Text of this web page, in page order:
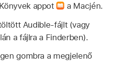
appot
a Macjén.
Audible-fájlt (vagy
a fájlra a Finderben).
gombra a megjelenő